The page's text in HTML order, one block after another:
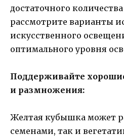
достаточного
рассмотрите варианты
искусственного
оптимального уровня
Поддерживайте
и размножения:
Желтая кубышка может
семенами, так и